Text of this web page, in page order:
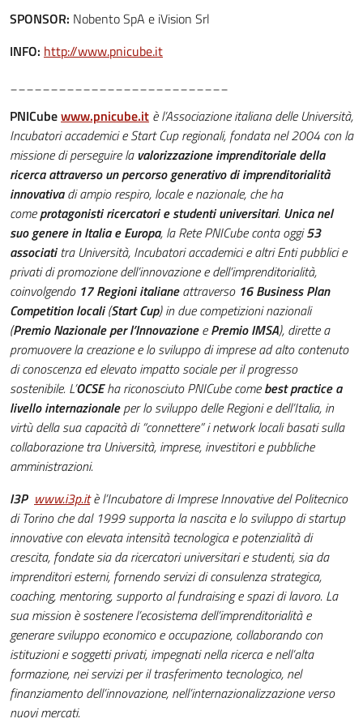
SPONSOR: Nobento SpA e iVision Srl
INFO: http://www.pnicube.it
PNICubewww.pnicube.it è l’Associazione italiana delle Università,
Incubatori accademici e Start Cup regionali, fondata nel 2004 con la
missione di perseguire lavalorizzazione imprenditoriale della
ricerca attraverso un percorso generativo di imprenditorialità
innovativadi ampio respiro, locale e nazionale, che ha
comeprotagonisti ricercatori e studenti universitari. Unica nel
suo genere in Italia e Europa, la Rete PNICube conta oggi53
associatitra Università, Incubatori accademici e altri Enti pubblici e
privati di promozione dell’innovazione e dell’imprenditorialità,
coinvolgendo 17 Regioni italianeattraverso 16 Business Plan
Competition locali(Start Cup) in due competizioni nazionali
(Premio Nazionale per l’InnovazioneePremio IMSA), dirette a
promuovere la creazione e lo sviluppo di imprese ad alto contenuto
di conoscenza ed elevato impatto sociale per il progresso
sostenibile. L’OCSEha riconosciuto PNICube comebest practice a
livello internazionaleper lo sviluppo delle Regioni e dell’Italia, in
virtù della sua capacità di “connettere” i network locali basati sulla
collaborazione tra Università, imprese, investitori e pubbliche
amministrazioni.
I3P www.i3p.itè l’Incubatore di Imprese Innovative del Politecnico
di Torino che dal 1999 supporta la nascita e lo sviluppo di startup
innovative con elevata intensità tecnologica e potenzialità di
crescita, fondate sia da ricercatori universitari e studenti, sia da
imprenditori esterni, fornendo servizi di consulenza strategica,
coaching, mentoring, supporto al fundraising e spazi di lavoro. La
sua mission è sostenere l’ecosistema dell’imprenditorialità e
generare sviluppo economico e occupazione, collaborando con
istituzioni e soggetti privati, impegnati nella ricerca e nell’alta
formazione, nei servizi per il trasferimento tecnologico, nel
finanziamento dell’innovazione, nell’internazionalizzazione verso
nuovi mercati.